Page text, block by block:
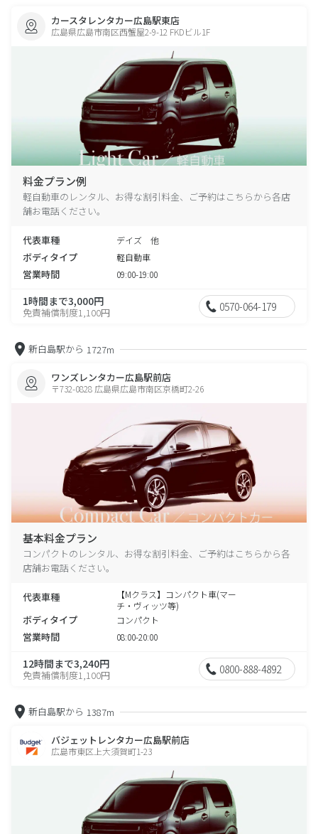
カースタレンタカー広島駅東店
広島県広島市南区西蟹屋2-9-12 FKDビル1F
料金プラン例
軽自動車のレンタル、お得な割引料金、ご予約はこちらから各店
舗お電話ください。
代表車種 デイズ 他
ボディタイプ 軽自動車
営業時間 09:00-19:00
1時間まで3,000円
免責補償制度1,100円 0570-064-179
新白島駅から 1727m
ワンズレンタカー広島駅前店
〒732-0828 広島県広島市南区京橋町2-26
基本料金プラン
コンパクトのレンタル、お得な割引料金、ご予約はこちらから各
店舗お電話ください。
代表車種
【Mクラス】コンパクト車(マー
チ・ヴィッツ等)
ボディタイプ コンパクト
営業時間 08:00-20:00
12時間まで3,240円
免責補償制度1,100円 0800-888-4892
新白島駅から 1387m
バジェットレンタカー広島駅前店
広島市東区上大須賀町1-23